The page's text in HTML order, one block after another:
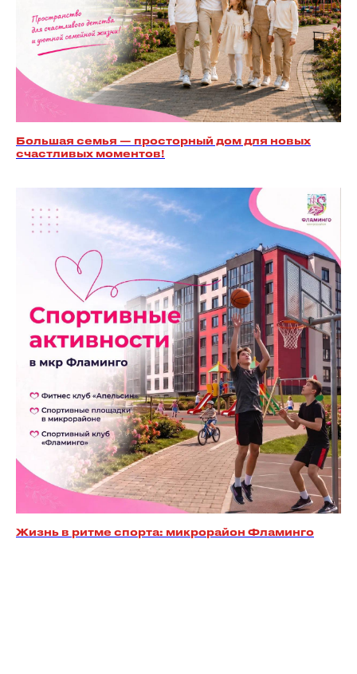
Большая семья — просторный дом для новых
счастливых моментов!
Жизнь в ритме спорта: микрорайон Фламинго